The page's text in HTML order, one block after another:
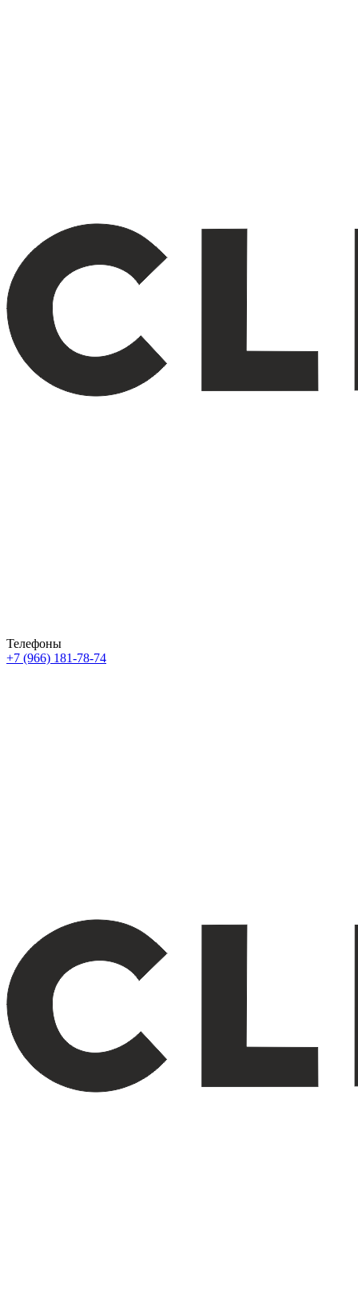
Телефоны
+7 (966) 181-78-74